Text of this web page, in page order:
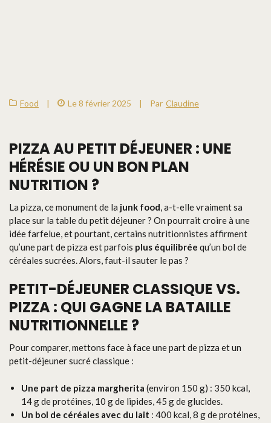
Food | Le 8 février 2025 | Par Claudine
PIZZA AU PETIT DÉJEUNER : UNE
HÉRÉSIE OU UN BON PLAN
NUTRITION ?
La pizza, ce monument de la junk food, a-t-elle vraiment sa
place sur la table du petit déjeuner ? On pourrait croire à une
idée farfelue, et pourtant, certains nutritionnistes affirment
qu’une part de pizza est parfois plus équilibrée qu’un bol de
céréales sucrées. Alors, faut-il sauter le pas ?
PETIT-DÉJEUNER CLASSIQUE VS.
PIZZA : QUI GAGNE LA BATAILLE
NUTRITIONNELLE ?
Pour comparer, mettons face à face une part de pizza et un
petit-déjeuner sucré classique :
Une part de pizza margherita (environ 150 g) : 350 kcal,
14 g de protéines, 10 g de lipides, 45 g de glucides.
Un bol de céréales avec du lait : 400 kcal, 8 g de protéines,